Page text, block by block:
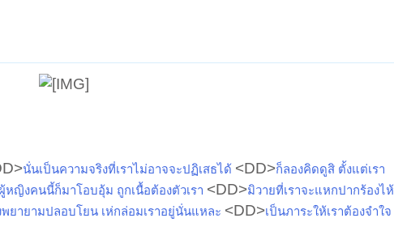
นั่นเป็นความจริงที่เราไม่อาจจะปฏิเสธได้ <DD>ก็ลองคิดดูสิ ตั้งแต่เรา
ผู้หญิงคนนี้ก็มาโอบอุ้ม ถูกเนื้อต้องตัวเรา <DD>มิวายที่เราจะแหกปากร้องไห้
พยายามปลอบโยน เห่กล่อมเราอยู่นั่นแหละ <DD>เป็นภาระให้เราต้องจำใจ